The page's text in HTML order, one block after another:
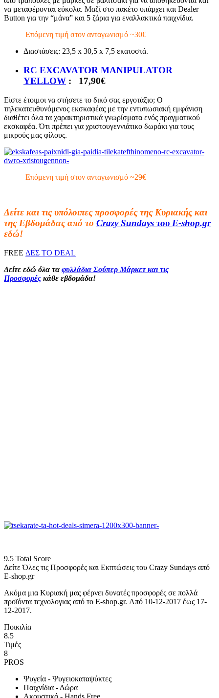
να μεταφέρονται εύκολα. Μαζί στο πακέτο υπάρχει και Dealer
Button για την “μάνα” και 5 ζάρια για εναλλακτικά παιχνίδια.
Επόμενη τιμή στον ανταγωνισμό ~30€
Διαστάσεις: 23,5 x 30,5 x 7,5 εκατοστά.
RC EXCAVATOR MANIPULATOR
YELLOW : 17,90€
Είστε έτοιμοι να στήσετε το δικό σας εργοτάξιο; Ο
τηλεκατευθυνόμενος εκσκαφέας με την εντυπωσιακή εμφάνιση
διαθέτει όλα τα χαρακτηριστικά γνωρίσματα ενός πραγματικού
εκσκαφέα. Ότι πρέπει για χριστουγεννιάτικο δωράκι για τους
μικρούς μας φίλους.
Επόμενη τιμή στον ανταγωνισμό ~29€
Δείτε και τις υπόλοιπες προσφορές της Κυριακής και
της Εβδομάδας από το Crazy Sundays του E-shop.gr
εδώ!
FREE ΔΕΣ ΤΟ DEAL
Δείτε εδώ όλα τα φυλλάδια Σούπερ Μάρκετ και τις
Προσφορές κάθε εβδομάδα!
9.5 Total Score
Δείτε Όλες τις Προσφορές και Εκπτώσεις του Crazy Sundays από
E-shop.gr
Ακόμα μια Κυριακή μας φέρνει δυνατές προσφορές σε πολλά
προϊόντα τεχνολογιας από το E-shop.gr. Από 10-12-2017 έως 17-
12-2017.
Ποικιλία
8.5
Τιμές
8
PROS
Ψυγεία - Ψυγειοκαταψύκτες
Παιχνίδια - Δώρα
Ακουστικά - Hands Free